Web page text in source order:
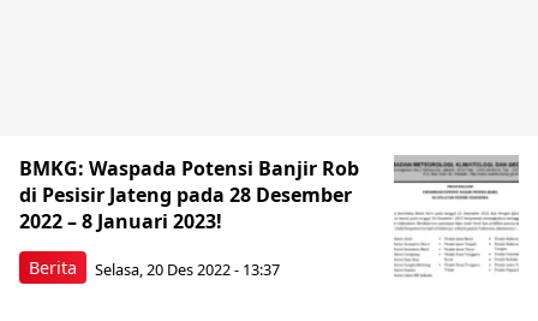
Berita
BMKG: Waspada Potensi Banjir Rob
di Pesisir Jateng pada 28 Desember
2022 – 8 Januari 2023!
Selasa, 20 Des 2022 - 13:37